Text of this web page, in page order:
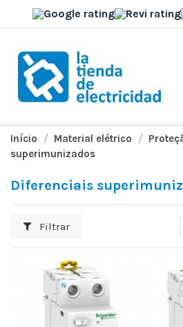
Início Material elétrico
superimunizados
Diferenciais
Filtrar